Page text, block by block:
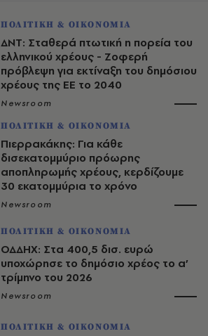
ΠΟΛΙΤΙΚΗ & ΟΙΚΟΝΟΜΙΑ
ΔΝΤ: Σταθερά πτωτική η πορεία του
ελληνικού χρέους - Ζοφερή
πρόβλεψη για εκτίναξη του δημόσιου
χρέους της ΕΕ το 2040
Newsroom
ΠΟΛΙΤΙΚΗ & ΟΙΚΟΝΟΜΙΑ
Πιερρακάκης: Για κάθε
δισεκατομμύριο πρόωρης
αποπληρωμής χρέους, κερδίζουμε
30 εκατομμύρια το χρόνο
Newsroom
ΠΟΛΙΤΙΚΗ & ΟΙΚΟΝΟΜΙΑ
ΟΔΔΗΧ: Στα 400,5 δισ. ευρώ
υποχώρησε το δημόσιο χρέος το α’
τρίμηνο του 2026
Newsroom
ΠΟΛΙΤΙΚΗ & ΟΙΚΟΝΟΜΙΑ